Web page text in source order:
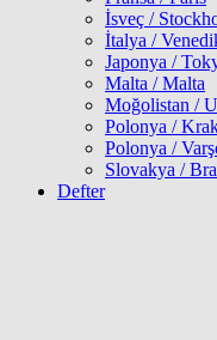
İsveç /
İtalya /
Japonya /
Malta / Malta
Moğolistan /
Polonya /
Polonya /
Slovakya /
Defter